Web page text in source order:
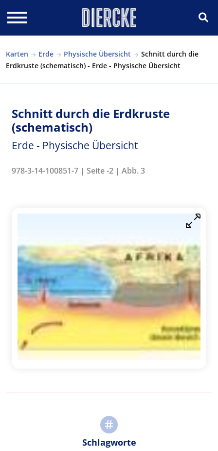
Karten Erde Physische Übersicht
Schnitt durch die
Erdkruste (schematisch) - Erde - Physische Übersicht
Schnitt durch die Erdkruste
(schematisch)
Erde - Physische Übersicht
978-3-14-100851-7 | Seite -2 | Abb. 3
Schlagworte